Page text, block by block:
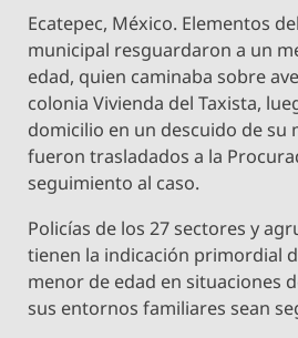
Ecatepec, México. Elementos
municipal resguardaron a un
edad, quien caminaba sobre
colonia Vivienda del Taxista,
domicilio en un descuido de su
fueron trasladados a la
seguimiento al caso.
Policías de los 27 sectores y
tienen la indicación primordial
menor de edad en situaciones
sus entornos familiares sean